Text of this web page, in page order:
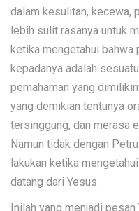
dalam kesulitan, kecewa,
lebih sulit rasanya untuk
ketika mengetahui bahwa
kepadanya adalah
pemahaman yang
yang demikian tentunya
tersinggung, dan merasa
Namun tidak dengan
lakukan ketika
datang dari Yesus.
Inilah yang menjadi